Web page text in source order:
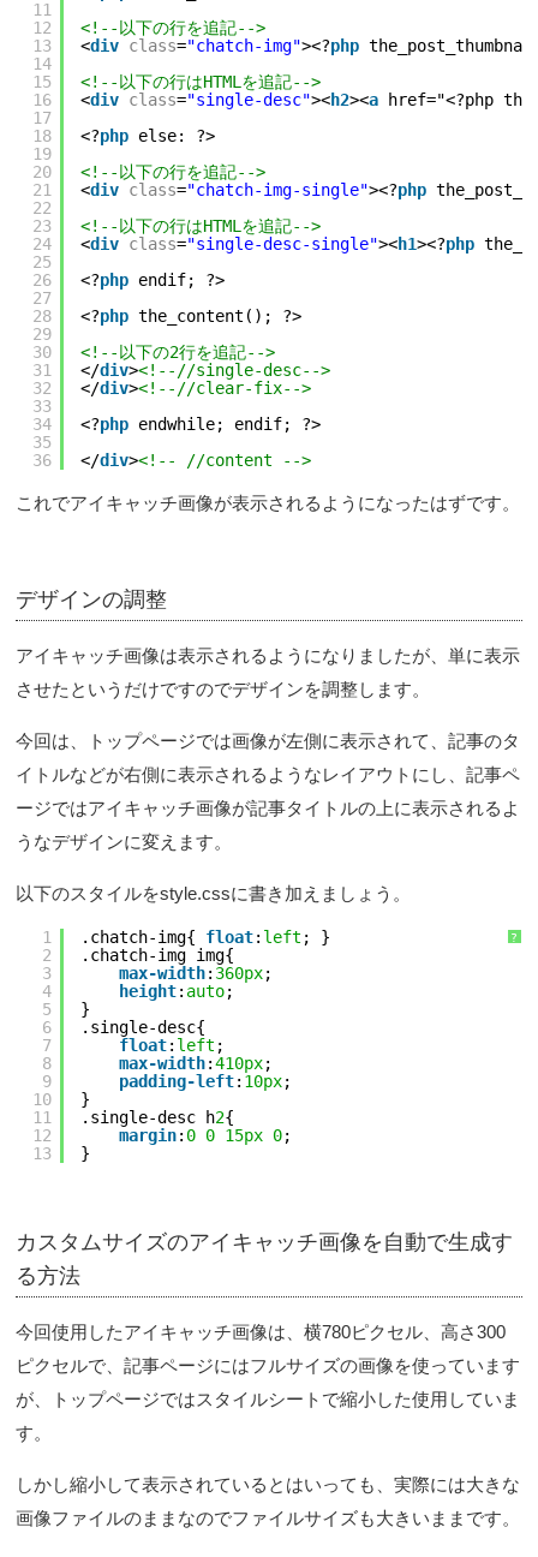
11
12
13
14
15
16
17
18
19
20
21
22
23
24
25
26
27
28
29
30
31
32
33
34
35
36
<!--以下の行を追記-->
<div class="chatch-img"><?php
<!--以下の行はHTMLを追記-->
<div class="single-desc"><h2><a href="<?php
<?php else: ?>
<!--以下の行を追記-->
<div class="chatch-img-single"><?php
<!--以下の行はHTMLを追記-->
<div class="single-desc-single"><h1><?php
<?php endif; ?>
<?php the_content(); ?>
<!--以下の2行を追記-->
</div><!--//single-desc-->
</div><!--//clear-fix-->
<?php endwhile; endif; ?>
</div><!-- //content -->
これでアイキャッチ画像が表示されるようになったはずです。
デザインの調整
アイキャッチ画像は表示されるようになりましたが、単に表示
させたというだけですのでデザインを調整します。
今回は、トップページでは画像が左側に表示されて、記事のタ
イトルなどが右側に表示されるようなレイアウトにし、記事ペ
ージではアイキャッチ画像が記事タイトルの上に表示されるよ
うなデザインに変えます。
以下のスタイルをstyle.cssに書き加えましょう。
?
1
2
3
4
5
6
7
8
9
10
11
12
13
.chatch-img{ float: left ; }
.chatch-img img{
max-width: 360px;
height: auto;
}
.single-desc{
float: left ;
max-width:410px;
padding-left: 10px;
}
.single-desc h2{
margin: 0 0 15px 0;
}
カスタムサイズのアイキャッチ画像を自動で生成す
る方法
今回使用したアイキャッチ画像は、横780ピクセル、高さ300
ピクセルで、記事ページにはフルサイズの画像を使っています
が、トップページではスタイルシートで縮小した使用していま
す。
しかし縮小して表示されているとはいっても、実際には大きな
画像ファイルのままなのでファイルサイズも大きいままです。